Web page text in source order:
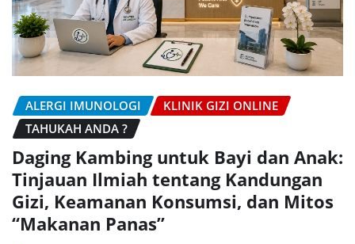
ALERGI IMUNOLOGI
KLINIK GIZI ONLINE
TAHUKAH ANDA ?
Daging Kambing untuk Bayi dan Anak:
Tinjauan Ilmiah tentang Kandungan
Gizi, Keamanan Konsumsi, dan Mitos
“Makanan Panas”